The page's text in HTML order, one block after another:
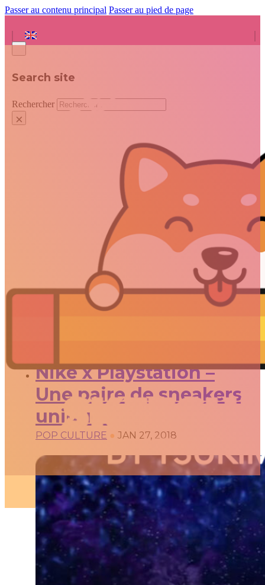
Passer au contenu principal Passer au pied de page
Search site
Rechercher
×
ARTICLES
3D
Animation
Art
Inspiration
Japon
Kikaku Arts
Langues
Lifestyle
​Nike x Playstation –
Une paire de sneakers
unique !
POP CULTURE ● JAN 27, 2018